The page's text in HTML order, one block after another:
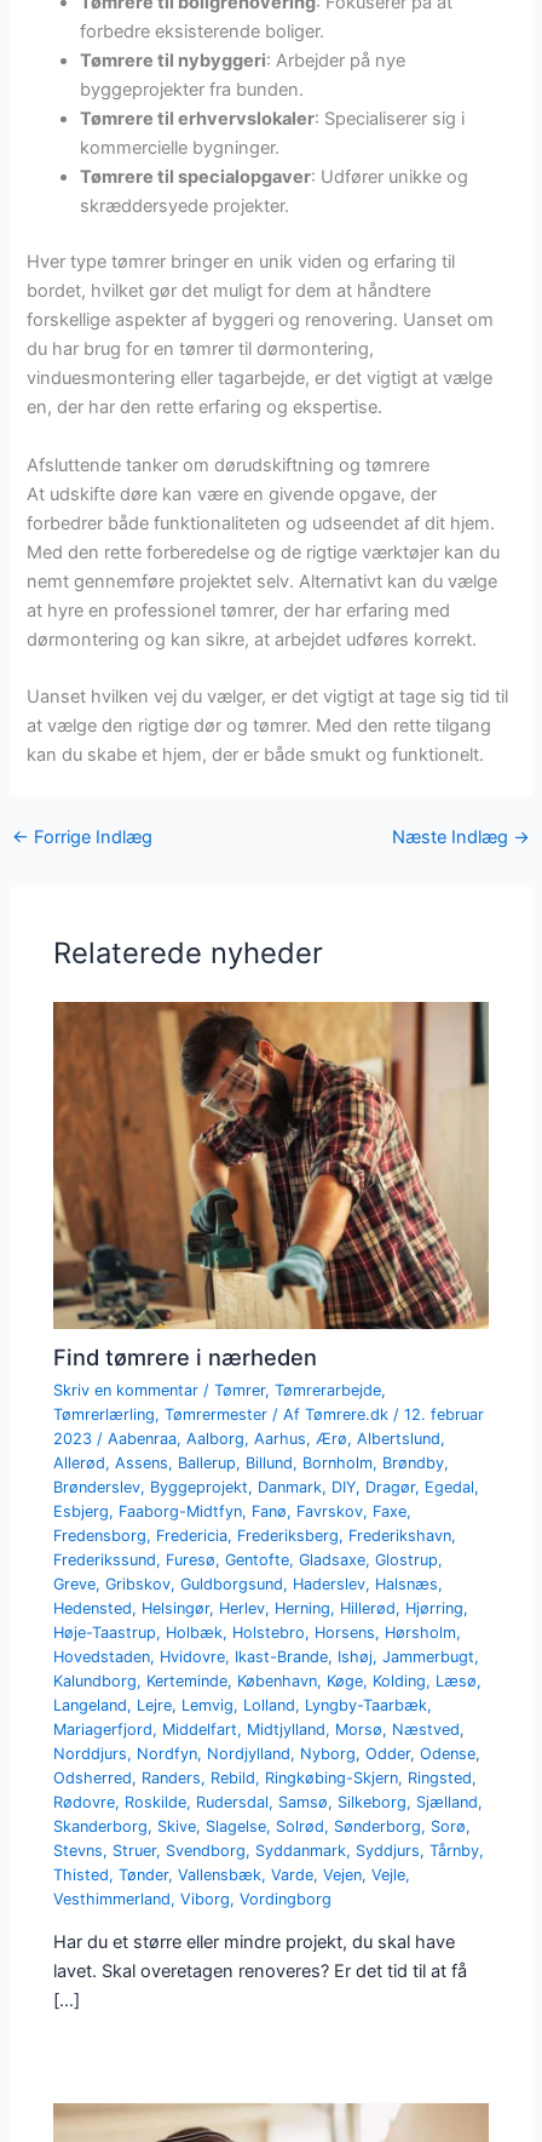
forbedre eksisterende boliger.
Tømrere til nybyggeri: Arbejder på nye
byggeprojekter fra bunden.
Tømrere til erhvervslokaler: Specialiserer sig i
kommercielle bygninger.
Tømrere til specialopgaver: Udfører unikke og
skræddersyede projekter.
Hver type tømrer bringer en unik viden og erfaring til
bordet, hvilket gør det muligt for dem at håndtere
forskellige aspekter af byggeri og renovering. Uanset om
du har brug for en tømrer til dørmontering,
vinduesmontering eller tagarbejde, er det vigtigt at vælge
en, der har den rette erfaring og ekspertise.
Afsluttende tanker om dørudskiftning og tømrere
At udskifte døre kan være en givende opgave, der
forbedrer både funktionaliteten og udseendet af dit hjem.
Med den rette forberedelse og de rigtige værktøjer kan du
nemt gennemføre projektet selv. Alternativt kan du vælge
at hyre en professionel tømrer, der har erfaring med
dørmontering og kan sikre, at arbejdet udføres korrekt.
Uanset hvilken vej du vælger, er det vigtigt at tage sig tid til
at vælge den rigtige dør og tømrer. Med den rette tilgang
kan du skabe et hjem, der er både smukt og funktionelt.
← Forrige Indlæg Næste Indlæg →
Relaterede nyheder
Find tømrere i nærheden
Skriv en kommentar /Tømrer,Tømrerarbejde,
Tømrerlærling,Tømrermester / AfTømrere.dk/12. februar
2023/Aabenraa,Aalborg,Aarhus,Ærø,Albertslund,
Allerød,Assens, Ballerup, Billund, Bornholm, Brøndby,
Brønderslev, Byggeprojekt, Danmark, DIY, Dragør, Egedal,
Esbjerg, Faaborg-Midtfyn, Fanø, Favrskov, Faxe,
Fredensborg, Fredericia, Frederiksberg, Frederikshavn,
Frederikssund, Furesø,Gentofte,Gladsaxe,Glostrup,
Greve,Gribskov,Guldborgsund, Haderslev, Halsnæs,
Hedensted, Helsingør, Herlev, Herning, Hillerød, Hjørring,
Høje-Taastrup, Holbæk, Holstebro, Horsens, Hørsholm,
Hovedstaden, Hvidovre, Ikast-Brande, Ishøj,Jammerbugt,
Kalundborg, Kerteminde, København, Køge, Kolding, Læsø,
Langeland, Lejre, Lemvig, Lolland, Lyngby-Taarbæk,
Mariagerfjord, Middelfart, Midtjylland, Morsø, Næstved,
Norddjurs, Nordfyn, Nordjylland, Nyborg,Odder,Odense,
Odsherred, Randers, Rebild, Ringkøbing-Skjern, Ringsted,
Rødovre, Roskilde, Rudersdal, Samsø, Silkeborg, Sjælland,
Skanderborg, Skive, Slagelse, Solrød, Sønderborg, Sorø,
Stevns, Struer, Svendborg, Syddanmark, Syddjurs,Tårnby,
Thisted,Tønder,Vallensbæk,Varde,Vejen,Vejle,
Vesthimmerland,Viborg,Vordingborg
Har du et større eller mindre projekt, du skal have
lavet. Skal overetagen renoveres? Er det tid til at få
[…]